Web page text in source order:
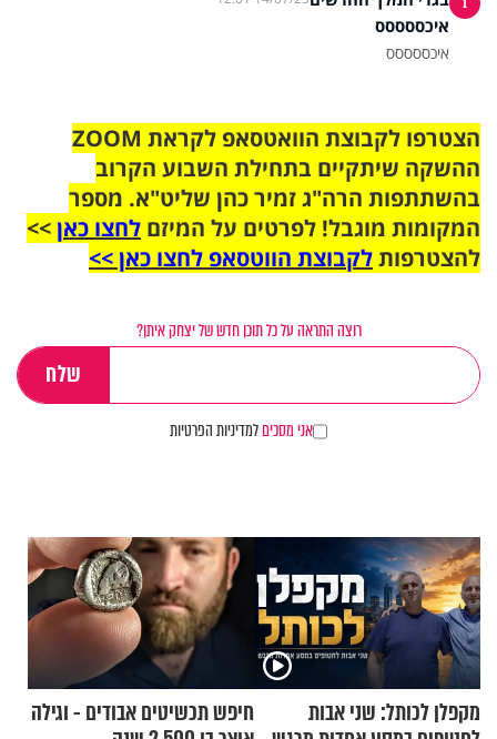
איכססססס
איכססססס
הצטרפו לקבוצת הוואטסאפ לקראת ZOOM
ההשקה שיתקיים בתחילת השבוע הקרוב
בהשתתפות הרה"ג זמיר כהן שליט"א. מספר
המקומות מוגבל! לפרטים על המיזם לחצו כאן>>
להצטרפותלקבוצת הווטסאפ לחצו כאן >>
רוצה התראה על כל תוכן חדש של יצחק איתן?
אני מסכיםלמדיניות הפרטיות
מקפלן לכותל: שני אבות
חיפש תכשיטים אבודים - וגילה